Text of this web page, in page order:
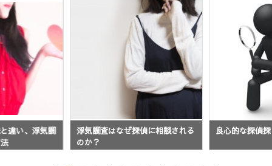

検索
違い、浮気調
浮気調査はなぜ探偵に相談される
のか？
良心的な探偵